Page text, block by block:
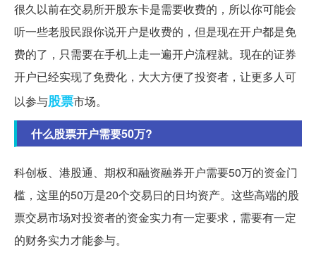
很久以前在交易所开股东卡是需要收费的，所以你可能会
听一些老股民跟你说开户是收费的，但是现在开户都是免
费的了，只需要在手机上走一遍开户流程就。现在的证券
开户已经实现了免费化，大大方便了投资者，让更多人可
以参与股票市场。
什么股票开户需要50万?
科创板、港股通、期权和融资融券开户需要50万的资金门
槛，这里的50万是20个交易日的日均资产。这些高端的股
票交易市场对投资者的资金实力有一定要求，需要有一定
的财务实力才能参与。